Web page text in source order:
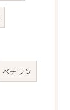
ベテラン